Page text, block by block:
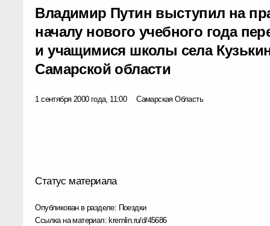
Владимир Путин выступил на
началу нового учебного года
и учащимися школы села
Самарской области
1 сентября 2000 года, 11:00 Самарская Область
Статус материала
Опубликован в разделе: Поездки
Ссылка на материал: kremlin.ru/d/45686